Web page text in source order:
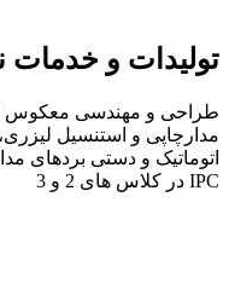
تولیدات و خدمات
طراحی و مهندسی معکوس
مدارچاپی و استنسیل
IPC در کلاس های 2 و 3